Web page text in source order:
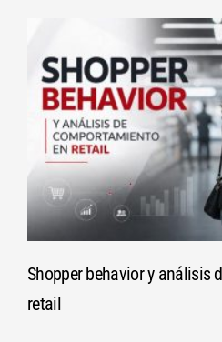
Shopper behavior y análisis
retail